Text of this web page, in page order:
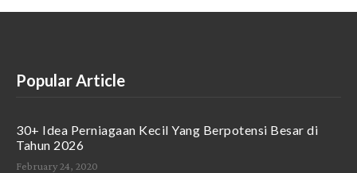
Popular Article
30+ Idea Perniagaan Kecil Yang Berpotensi Besar di
Tahun 2026
February 24, 2020